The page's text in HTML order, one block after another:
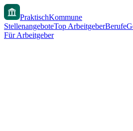
PraktischKommune
StellenangeboteTop ArbeitgeberBerufe
Für Arbeitgeber